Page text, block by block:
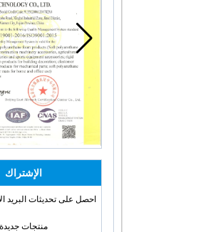
الإشتراك
احصل على تحديثات البريد
منتجات جديدة